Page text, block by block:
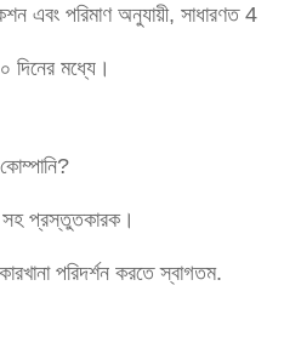
এবং পরিমাণ অনুযায়ী, সাধারণত 4
দিনের মধ্যে।
সহ প্রস্তুতকারক।
পরিদর্শন করতে স্বাগতম.